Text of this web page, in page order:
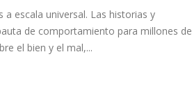
escala universal. Las historias y
de comportamiento para millones de
el bien y el mal,...